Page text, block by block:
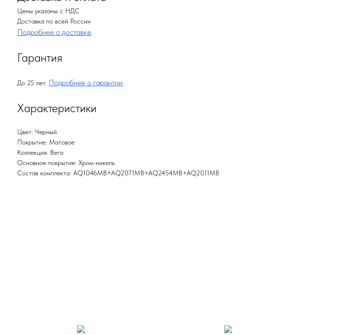
Цены указаны с НДС
Доставка по всей России
Подробнее о доставке
Гарантия
До 25 лет. Подробнее о гарантии
Характеристики
Цвет: Черный
Покрытие: Матовое
Коллекция: Вега
Основное покрытие: Хром-никель
Состав комплекта: AQ1046MB+AQ2071MB+AQ2454MB+AQ2011MB